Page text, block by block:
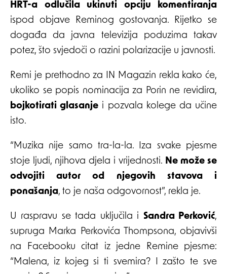
HRT-a odlučila ukinuti opciju komentiranja
ispod objave Reminog gostovanja. Rijetko se
događa da javna televizija poduzima takav
potez, što svjedoči o razini polarizacije u javnosti.
Remi je prethodno za IN Magazin rekla kako će,
ukoliko se popis nominacija za Porin ne revidira,
bojkotirati glasanje i pozvala kolege da učine
isto.
“Muzika nije samo tra-la-la. Iza svake pjesme
stoje ljudi, njihova djela i vrijednosti. Ne može se
odvojiti autor od njegovih stavova i
ponašanja, to je naša odgovornost”, rekla je.
U raspravu se tada uključila i Sandra Perković,
supruga Marka Perkovića Thompsona, objavivši
na Facebooku citat iz jedne Remine pjesme:
“Malena, iz kojeg si ti svemira? I zašto te sve